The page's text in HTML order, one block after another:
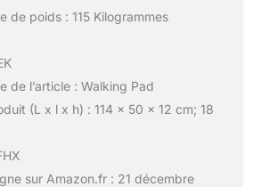
de poids : 115 Kilogrammes
de l’article : Walking Pad
(L x l x h) : 114 x 50 x 12 cm; 18
sur Amazon.fr : 21 décembre